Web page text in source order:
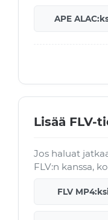
APE
Lisää FLV-
Jos haluat
FLV:n kanssa,
FLV